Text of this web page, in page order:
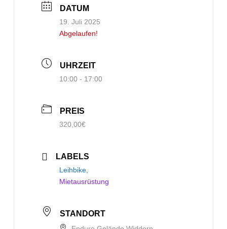
DATUM
19. Juli 2025
Abgelaufen!
UHRZEIT
10:00 - 17:00
PREIS
320,00€
LABELS
Leihbike,
Mietausrüstung
STANDORT